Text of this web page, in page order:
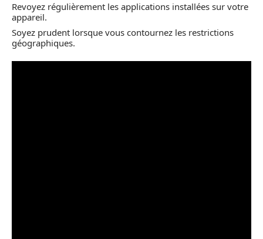
Revoyez régulièrement les applications installées sur votre
appareil.
Soyez prudent lorsque vous contournez les restrictions
géographiques.